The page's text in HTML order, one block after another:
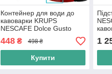
Контейнер для води до
кавоварки KRUPS
NESCAFE Dolce Gusto
Piccolo KP100610 (MS-
622735)
448₴ 498 ₴
Купити
1